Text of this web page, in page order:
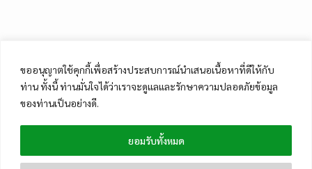
ขออนุญาตใช้คุกกี้เพื่อสร้างประสบการณ์นำเสนอเนื้อหาที่ดีให้กับ
ท่าน ทั้งนี้ ท่านมั่นใจได้ว่าเราจะดูแลและรักษาความปลอดภัยข้อมูล
ของท่านเป็นอย่างดี.
ยอมรับทั้งหมด